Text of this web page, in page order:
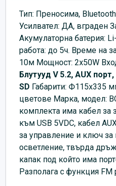
Тип: Преносима,
Усилвател: ДА, вграден
Акумулаторна батерия:
работа: до 5ч. Време на
10м Мощност: 2x50W
Блутууд V 5.2, AUX
SD Габарити: Ф115х335
цветове Марка, модел:
комплекта има кабел за
към USB 5VDC, кабел
за управление и ключ за
осветление, твърда
капак под който има
Разполага с функция FM